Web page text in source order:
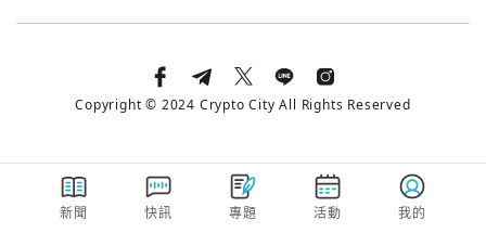
新聞 快訊 專題 活動 我的
Copyright © 2024 Crypto City All Rights Reserved